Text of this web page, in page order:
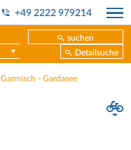
+49 2222 979214
suchen
Detailsuche
Garmisch - Gardasee